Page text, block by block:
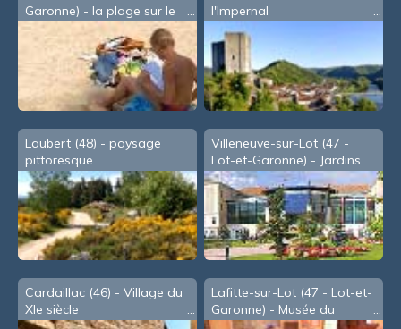
Garonne) - la plage sur le
Lot
l'Impernal
Laubert (48) - paysage
pittoresque
Villeneuve-sur-Lot (47 -
Lot-et-Garonne) - Jardins
de la Mairie
Cardaillac (46) - Village du
XIe siècle
Lafitte-sur-Lot (47 - Lot-et-
Garonne) - Musée du